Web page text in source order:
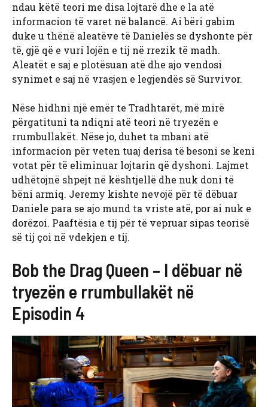
ndau këtë teori me disa lojtarë dhe e la atë
informacion të varet në balancë. Ai bëri gabim
duke u thënë aleatëve të Danielës se dyshonte për
të, gjë që e vuri lojën e tij në rrezik të madh.
Aleatët e saj e plotësuan atë dhe ajo vendosi
synimet e saj në vrasjen e legjendës së Survivor.
Nëse hidhni një emër te Tradhtarët, më mirë
përgatituni ta ndiqni atë teori në tryezën e
rrumbullakët. Nëse jo, duhet ta mbani atë
informacion për veten tuaj derisa të besoni se keni
votat për të eliminuar lojtarin që dyshoni. Lajmet
udhëtojnë shpejt në kështjellë dhe nuk doni të
bëni armiq. Jeremy kishte nevojë për të dëbuar
Daniele para se ajo mund ta vriste atë, por ai nuk e
dorëzoi. Paaftësia e tij për të vepruar sipas teorisë
së tij çoi në vdekjen e tij.
Bob the Drag Queen – I dëbuar në
tryezën e rrumbullakët në
Episodin 4